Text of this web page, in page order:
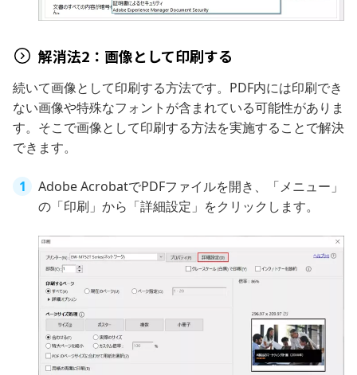
解消法2：画像として印刷する
続いて画像として印刷する方法です。PDF内には印刷でき
ない画像や特殊なフォントが含まれている可能性がありま
す。そこで画像として印刷する方法を実施することで解決
できます。
Adobe AcrobatでPDFファイルを開き、「メニュー」
の「印刷」から「詳細設定」をクリックします。